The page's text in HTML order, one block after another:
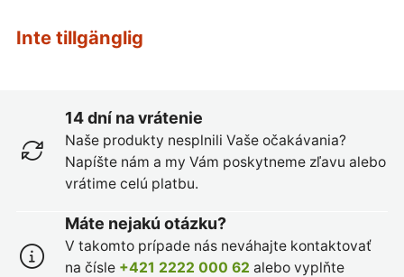
Inte tillgänglig
14 dní na vrátenie
Naše produkty nesplnili Vaše očakávania?
Napíšte nám a my Vám poskytneme zľavu alebo
vrátime celú platbu.
Máte nejakú otázku?
V takomto prípade nás neváhajte kontaktovať
na čísle +421 2222 000 62 alebo vyplňte